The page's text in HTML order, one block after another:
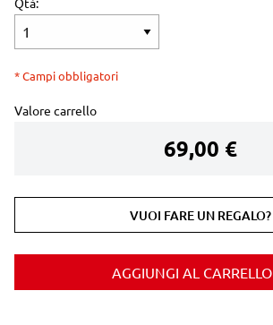
* Campi obbligatori
Valore carrello
69,00 €
VUOI FARE UN REGALO?
AGGIUNGI AL CARRELLO